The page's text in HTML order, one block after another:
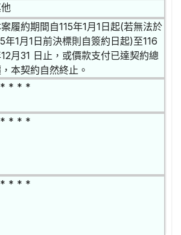
履約期間自115年1月1日起(若無法於
年1月1日前決標則自簽約日起)至116
月31 日止，或價款支付已達契約總
本契約自然終止。
* * *
* * *
* * *